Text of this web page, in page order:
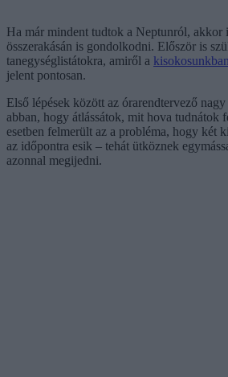
Ha már mindent tudtok a Neptunról, akkor
összerakásán is gondolkodni. Először is
tanegységlistátokra, amiről a
jelent pontosan.
Első lépések között az órarendtervező
abban, hogy átlássátok, mit hova tudnátok
esetben felmerült az a probléma, hogy két
az időpontra esik – tehát ütköznek
azonnal megijedni.